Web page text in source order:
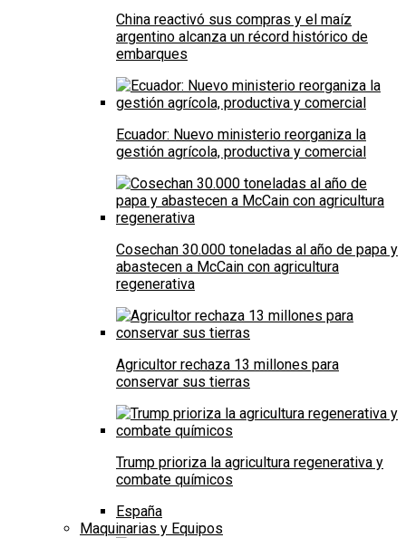
China reactivó sus compras y el maíz
argentino alcanza un récord histórico de
embarques
Ecuador: Nuevo ministerio reorganiza la
gestión agrícola, productiva y comercial
Cosechan 30.000 toneladas al año de papa y
abastecen a McCain con agricultura
regenerativa
Agricultor rechaza 13 millones para
conservar sus tierras
Trump prioriza la agricultura regenerativa y
combate químicos
España
Maquinarias y Equipos